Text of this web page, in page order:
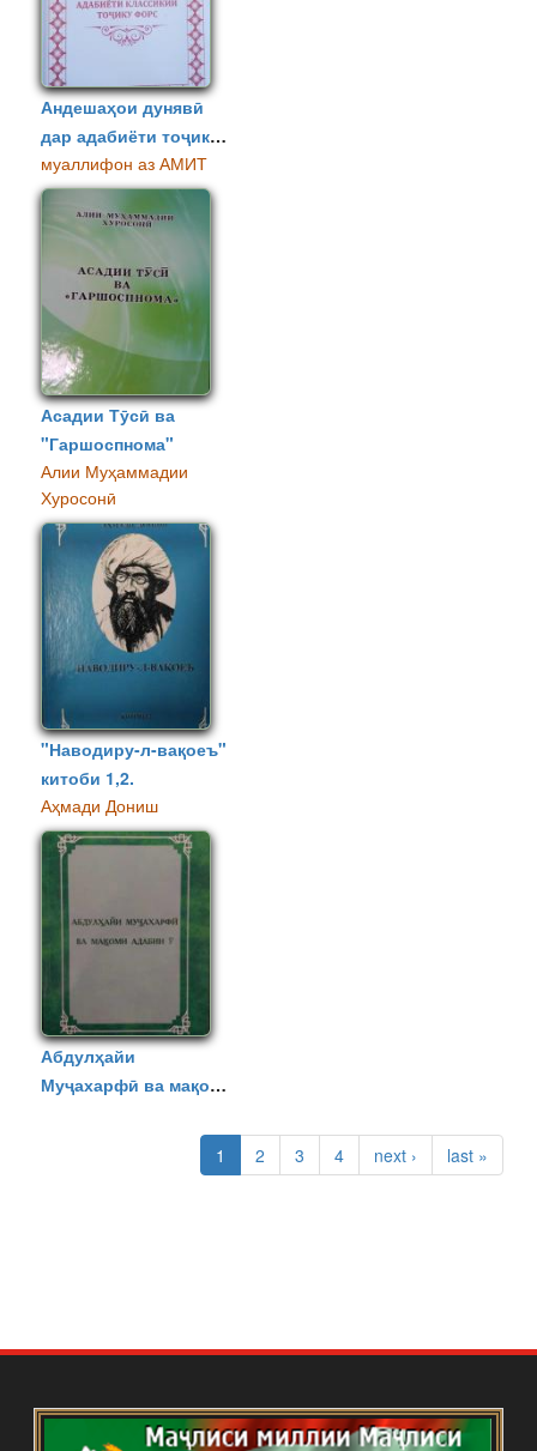
Андешаҳои дунявӣ
дар адабиёти тоҷику
форс
муаллифон аз АМИТ
Асадии Тӯсӣ ва
"Гаршоспнома"
Алии Муҳаммадии
Хуросонӣ
"Наводиру-л-вақоеъ"
китоби 1,2.
Аҳмади Дониш
Абдулҳайи
Муҷахарфӣ ва мақоми
1 2 3 4 next › last »